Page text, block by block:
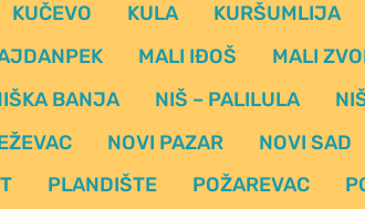
KUČEVO KULA KURŠUMLIJA
MALI IĐOŠ MALI
BANJA NIŠ – PALILULA
NOVI PAZAR NOVI SAD
PLANDIŠTE POŽAREVAC